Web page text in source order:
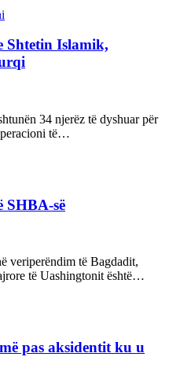
Shtetin Islamik,
34 njerëz të dyshuar për
të…
SHBA-së
veriperëndim të Bagdadit,
të Uashingtonit është…
pas aksidentit ku u